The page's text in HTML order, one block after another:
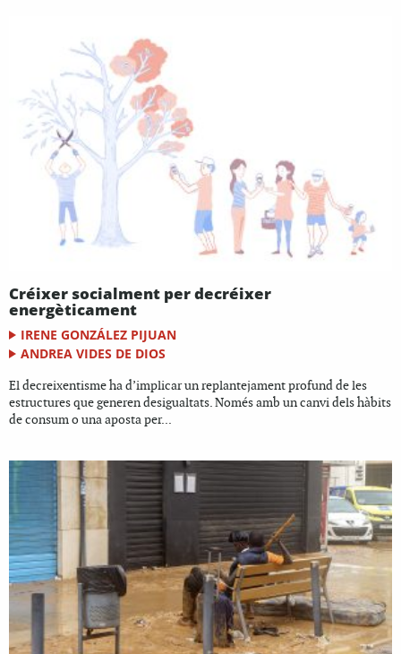
Créixer socialment per decréixer
energèticament
IRENE GONZÁLEZ PIJUAN
ANDREA VIDES DE DIOS
El decreixentisme ha d’implicar un replantejament profund de les
estructures que generen desigualtats. Només amb un canvi dels hàbits
de consum o una aposta per...